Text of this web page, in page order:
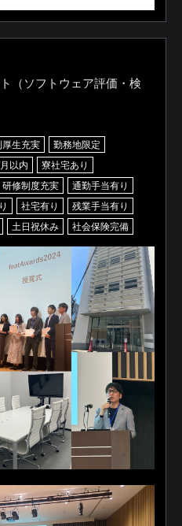
（ソフトウェア評価・検
厚生充実
勤務地限定
以内
寮社宅あり
研修制度充実
通勤手当有り
社宅有り
残業手当有り
土日祝休み 社会保険完備